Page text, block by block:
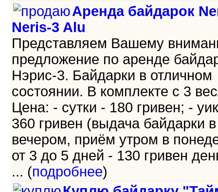
Аренда байдарок
Neris-3 Alu
Представляем Вашему
предложение по аренде
Нэрис-3. Байдарки в отличном
состоянии. В комплекте с 3
Цена: - сутки - 180 гривен; -
360 гривен (выдача байдарки
вечером, приём утром в
от 3 до 5 дней - 130 гривен
... (подробнее)